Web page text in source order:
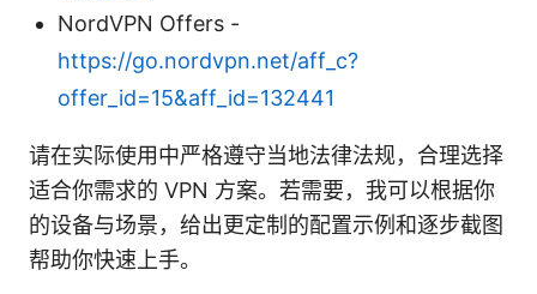
NordVPN Offers -
https://go.nordvpn.net/aff_c?
offer_id=15&aff_id=132441
请在实际使用中严格遵守当地法律法规，合理选择
适合你需求的 VPN 方案。若需要，我可以根据你
的设备与场景，给出更定制的配置示例和逐步截图
帮助你快速上手。